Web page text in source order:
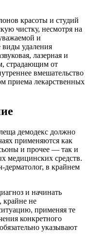
красоты и студий
чистку, несмотря на
и
виды удаления
лазерная и
страдающим от
вмешательство
приема лекарственных
демодекс должно
применяются как
и прочее — так и
медицинских средств.
дерматолог, в крайнем
и начинать
крайне не
применяя те
конкретного
указывают